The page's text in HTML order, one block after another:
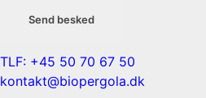
Send besked
TLF: +45 50 70 67 50
kontakt@biopergola.dk